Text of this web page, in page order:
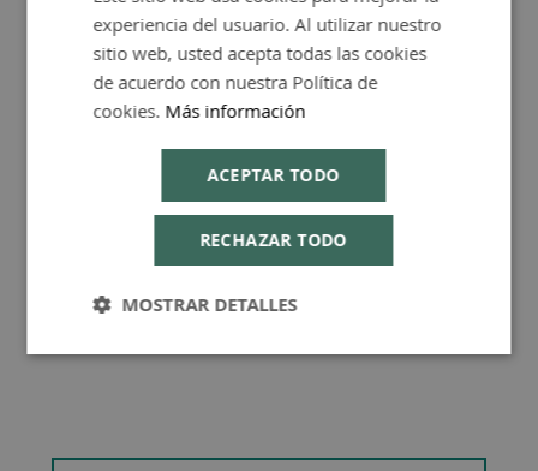
ENGLISH
experiencia del usuario. Al utilizar nuestro
sitio web, usted acepta todas las cookies
de acuerdo con nuestra Política de
cookies. Más información
ACEPTAR TODO
RECHAZAR TODO
MOSTRAR DETALLES